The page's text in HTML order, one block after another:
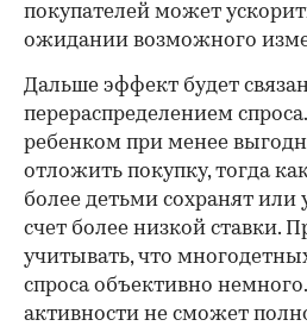
покупателей может
ожидании возможного
Дальше эффект будет
перераспределением
ребенком при менее
отложить покупку, тогда
более детьми сохранят или
счет более низкой ставки.
учитывать, что
спроса объективно
активности не сможет